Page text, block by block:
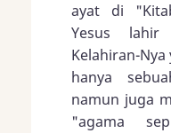
ayat di
Yesus
Kelahiran-
hanya
namun juga
"agama